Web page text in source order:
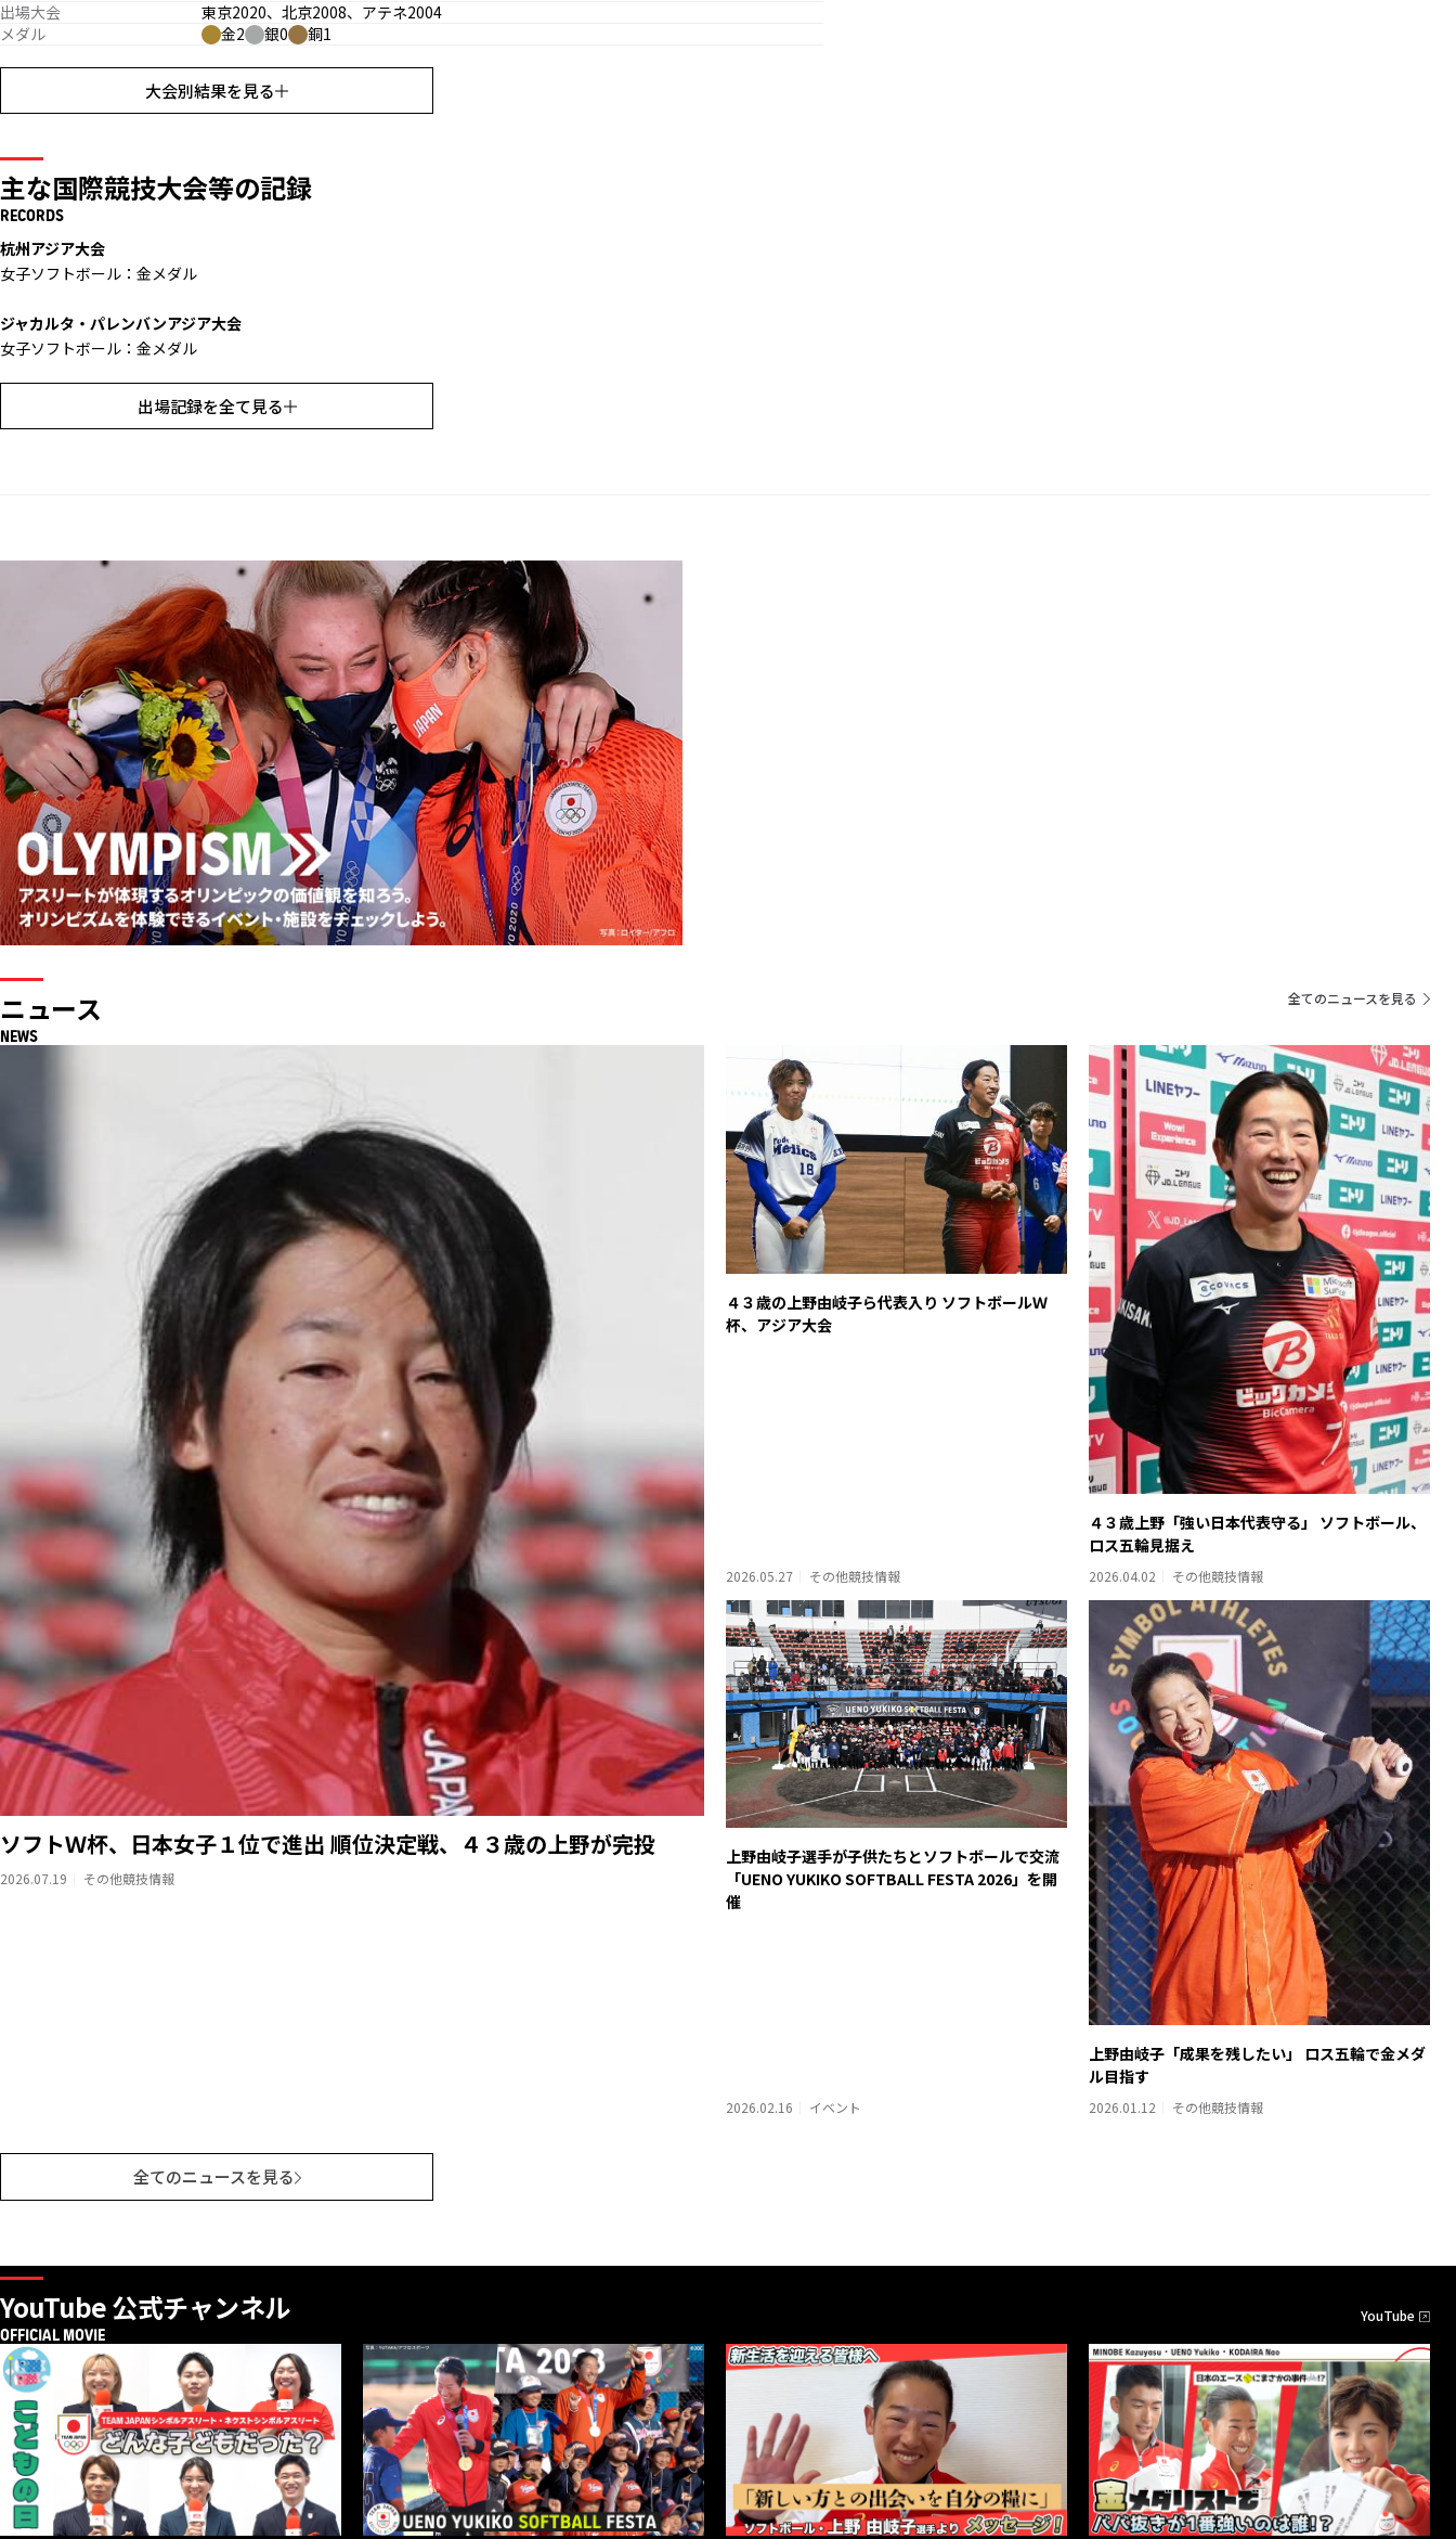
出場大会
東京2020、北京2008、アテネ2004
メダル
金2 銀0 銅1
大会別結果を見る
主な国際競技大会等の記録
RECORDS
杭州アジア大会
女子ソフトボール：金メダル
ジャカルタ・パレンバンアジア大会
女子ソフトボール：金メダル
女子ソフトボール：金メダル
女子ソフトボール：金メダル
釜山アジア大会
女子ソフトボール：金メダル
出場記録を全て見る
ニュース
NEWS
全てのニュースを見る
ソフトＷ杯、日本女子１位で進出 順位決定戦、４３歳の上野が完投
2026.07.19 その他競技情報
４３歳の上野由岐子ら代表入り ソフトボールＷ
杯、アジア大会
2026.05.27 その他競技情報
４３歳上野「強い日本代表守る」 ソフトボール、
ロス五輪見据え
2026.04.02 その他競技情報
上野由岐子選手が子供たちとソフトボールで交流
「UENO YUKIKO SOFTBALL FESTA 2026」を開
催
2026.02.16 イベント
上野由岐子「成果を残したい」 ロス五輪で金メダ
ル目指す
2026.01.12 その他競技情報
全てのニュースを見る
YouTube 公式チャンネル
OFFICIAL MOVIE
YouTube